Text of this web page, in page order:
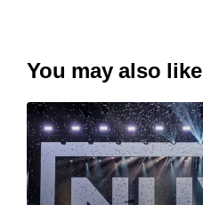
You may also like